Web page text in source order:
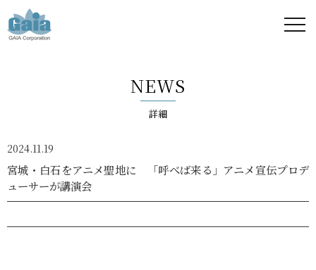
ア -
GAIA
Corporation
-
NEWS
詳細
2024.11.19
宮城・白石をアニメ聖地に 「呼べば来る」アニメ宣伝プロデ
ューサーが講演会